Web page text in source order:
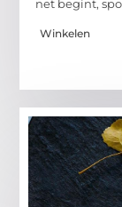
net begint,
Winkelen